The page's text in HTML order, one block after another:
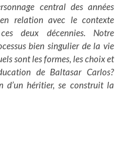
central des années
relation avec le contexte
deux décennies. Notre
bien singulier de la vie
sont les formes, les choix et
de Baltasar Carlos?
d’un héritier, se construit la
d’une majesté :